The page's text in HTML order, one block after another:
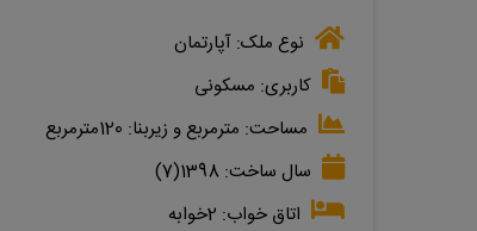
نوع ملک: آپارتمان
کاربری: مسکونی
مساحت: مترمربعو زیربنا: 120مترمربع
سال ساخت: 1398(7)
اتاق خواب: 2خوابه